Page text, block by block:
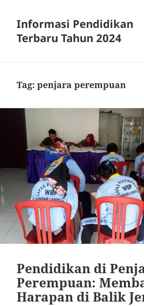
Informasi Pendidikan
Terbaru Tahun 2024
Tag:penjara perempuan
Pendidikan di
Perempuan:
Harapan di Balik